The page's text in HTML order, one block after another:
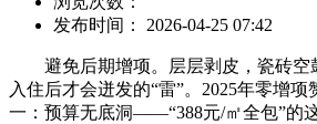
发布时间： 2026-04-25 07:42
避免后期增项。层层剥皮，瓷砖空
入住后才会迸发的“雷”。2025年零增项
一：预算无底洞——“388元/㎡全包”的